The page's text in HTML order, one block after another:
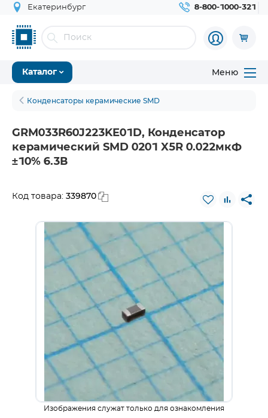
Екатеринбург 8-800-1000-321
Каталог Меню
Конденсаторы керамические SMD
GRM033R60J223KE01D, Конденсатор
керамический SMD 0201 X5R 0.022мкФ
±10% 6.3В
Код товара: 339870
Изображения служат только для ознакомления